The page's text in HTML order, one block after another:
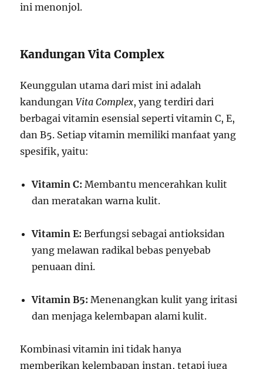
ini menonjol.
Kandungan Vita Complex
Keunggulan utama dari mist ini adalah
kandunganVita Complex, yang terdiri dari
berbagai vitamin esensial seperti vitamin C, E,
dan B5. Setiap vitamin memiliki manfaat yang
spesifik, yaitu:
Vitamin C: Membantu mencerahkan kulit
dan meratakan warna kulit.
Vitamin E: Berfungsi sebagai antioksidan
yang melawan radikal bebas penyebab
penuaan dini.
Vitamin B5: Menenangkan kulit yang iritasi
dan menjaga kelembapan alami kulit.
Kombinasi vitamin ini tidak hanya
memberikan kelembapan instan, tetapi juga